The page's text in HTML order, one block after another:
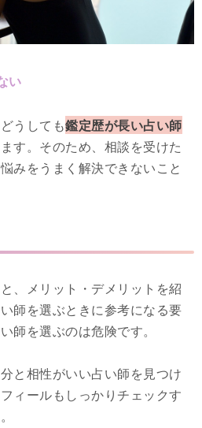
い
うしても鑑定歴が長い占い師
す。そのため、相談を受けた
みをうまく解決できないこと
、メリット・デメリットを紹
師を選ぶときに参考になる要
師を選ぶのは危険です。
と相性がいい占い師を見つけ
ィールもしっかりチェックす